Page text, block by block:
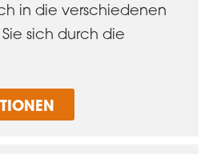
in die verschiedenen
sich durch die